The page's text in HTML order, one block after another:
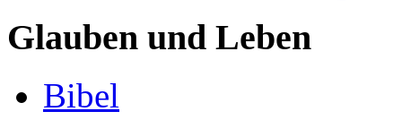
Glauben und Leben
Bibel